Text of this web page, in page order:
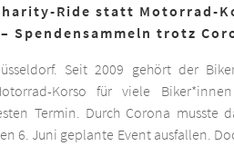
Ride statt Motorrad-
– Spendensammeln trotz
Seit 2009 gehört der
Korso für viele
Termin. Durch Corona musste
6. Juni geplante Event ausfallen.